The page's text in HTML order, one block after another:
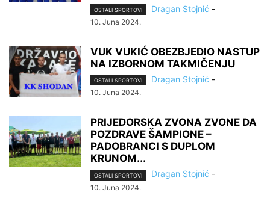
OSTALI SPORTOVI Dragan Stojnić -
10. Juna 2024.
VUK VUKIĆ OBEZBJEDIO NASTUP
NA IZBORNOM TAKMIČENJU
OSTALI SPORTOVI Dragan Stojnić -
10. Juna 2024.
PRIJEDORSKA ZVONA ZVONE DA
POZDRAVE ŠAMPIONE –
PADOBRANCI S DUPLOM
KRUNOM...
OSTALI SPORTOVI Dragan Stojnić -
10. Juna 2024.